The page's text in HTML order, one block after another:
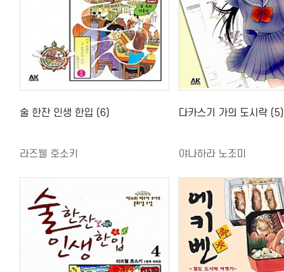
술 한잔 인생 한입 (6)
라즈웰 호소키
다카스기 가의 도시락 (5)
야나하라 노조미